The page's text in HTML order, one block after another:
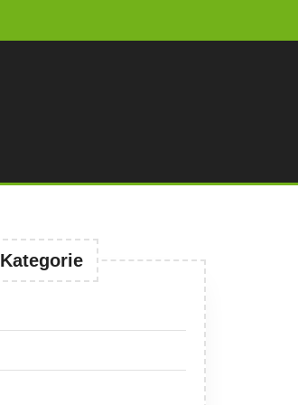
Kategorie